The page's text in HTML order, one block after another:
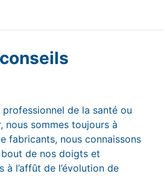
de la santé ou
nous sommes toujours à
fabricants, nous connaissons
de nos doigts et
à l’affût de l’évolution de